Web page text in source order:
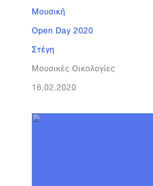
Μουσική
Open Day 2020
Στέγη
Μουσικές Οικολογίες
16.02.2020